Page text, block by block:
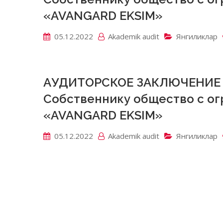
«AVANGARD EKSIM»
05.12.2022 Akademik аudit Янгиликлар
АУДИТОРСКОЕ
Собственнику общество с
«AVANGARD EKSIM»
05.12.2022 Akademik аudit Янгиликлар